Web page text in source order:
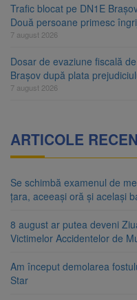
Trafic blocat pe DN1E
Două persoane primesc
7 august 2026
Dosar de evaziune fiscală
Brașov după plata
7 august 2026
ARTICOLE
Se schimbă examenul de
țara, aceeași oră și același
8 august ar putea deveni
Victimelor Accidentelor de
Am început demolarea
Star